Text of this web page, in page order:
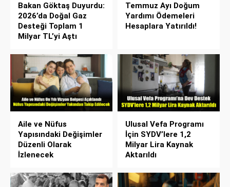
Bakan Göktaş Duyurdu:
2026’da Doğal Gaz
Desteği Toplam 1
Milyar TL’yi Aştı
Temmuz Ayı Doğum
Yardımı Ödemeleri
Hesaplara Yatırıldı!
Aile ve Nüfus
Yapısındaki Değişimler
Düzenli Olarak
İzlenecek
Ulusal Vefa Programı
İçin SYDV’lere 1,2
Milyar Lira Kaynak
Aktarıldı